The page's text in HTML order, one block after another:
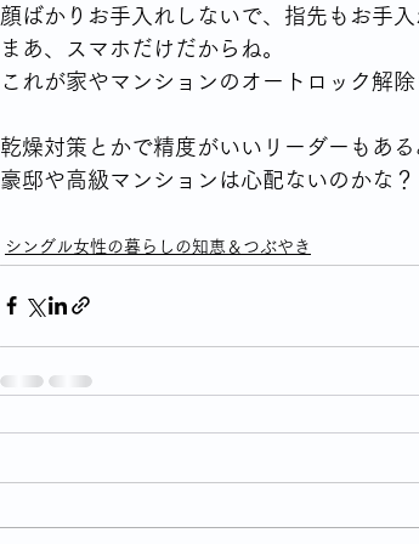
顔ばかりお手入れしないで、指先もお手
まあ、スマホだけだからね。
これが家やマンションのオートロック解
乾燥対策とかで精度がいいリーダーもある
豪邸や高級マンションは心配ないのかな
シングル女性の暮らしの知恵＆つぶやき